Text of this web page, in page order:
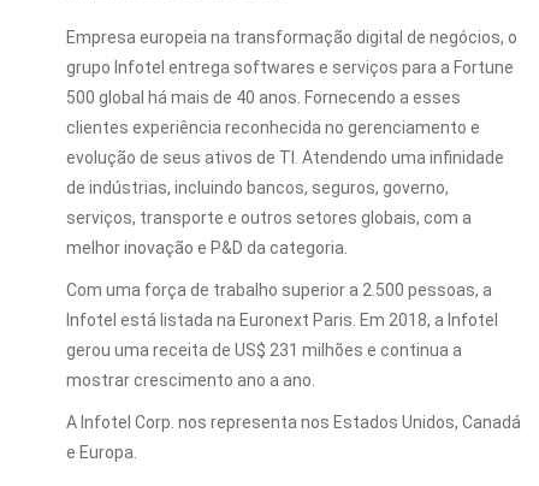
Empresa europeia na transformação digital de negócios, o
grupo Infotel entrega softwares e serviços para a Fortune
500 global há mais de 40 anos. Fornecendo a esses
clientes experiência reconhecida no gerenciamento e
evolução de seus ativos de TI. Atendendo uma infinidade
de indústrias, incluindo bancos, seguros, governo,
serviços, transporte e outros setores globais, com a
melhor inovação e P&D da categoria.
Com uma força de trabalho superior a 2.500 pessoas, a
Infotel está listada na Euronext Paris. Em 2018, a Infotel
gerou uma receita de US$ 231 milhões e continua a
mostrar crescimento ano a ano.
A Infotel Corp. nos representa nos Estados Unidos, Canadá
e Europa.